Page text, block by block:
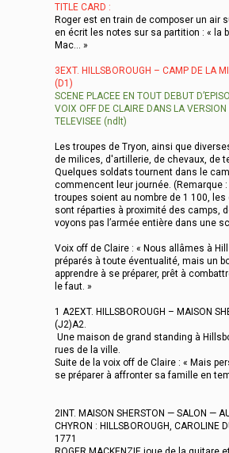
TITLE CARD :
Roger est en train de composer un air
en écrit les notes sur sa partition : « la
Mac… »
3EXT. HILLSBOROUGH – CAMP DE LA
(D1)
SCENE PLACEE EN TOUT DEBUT
VOIX OFF DE CLAIRE DANS LA VERSION
TELEVISEE (ndlt)
Les troupes de Tryon, ainsi que
de milices, d'artillerie, de chevaux, de
Quelques soldats tournent dans le
commencent leur journée. (Remarque
troupes soient au nombre de 1 100, les
sont réparties à proximité des camps,
voyons pas l’armée entière dans une
Voix off de Claire : « Nous allâmes à
préparés à toute éventualité, mais un
apprendre à se préparer, prêt à
le faut. »
1 A2EXT. HILLSBOROUGH – MAISON
(J2)A2.
Une maison de grand standing à
rues de la ville.
Suite de la voix off de Claire : « Mais
se préparer à affronter sa famille en
2INT. MAISON SHERSTON — SALON —
CHYRON : HILLSBOROUGH, CAROLINE
1771